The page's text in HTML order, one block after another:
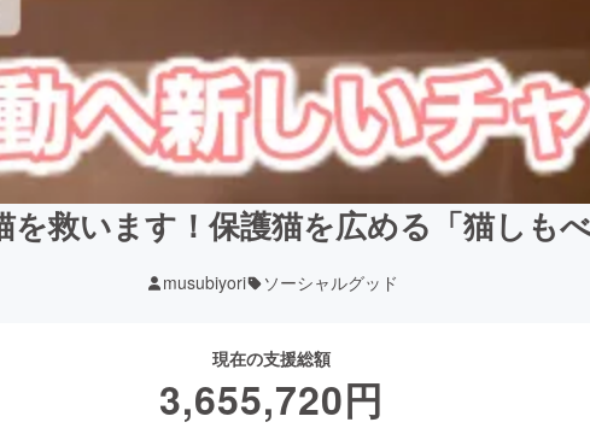
救います！保護猫を広める「猫しも
musubiyori ソーシャルグッド
現在の支援総額
3,655,720円